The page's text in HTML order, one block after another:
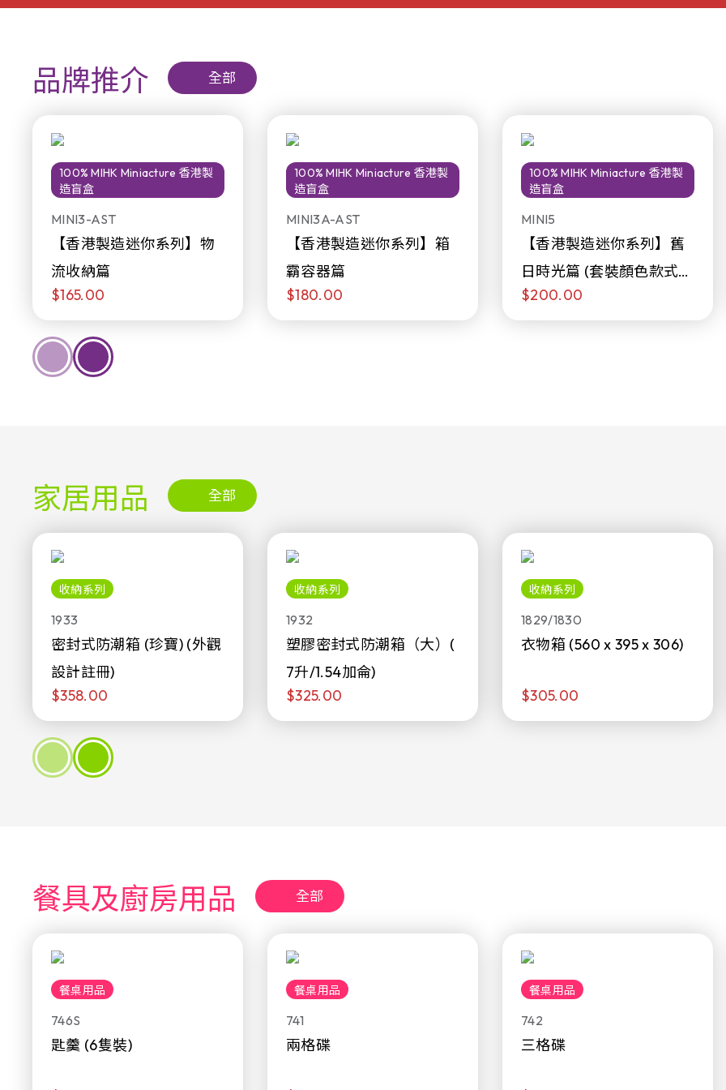
品牌推介 全部
100% MIHK Miniacture 香港製
造盲盒
MINI3-AST
【香港製造迷你系列】物
流收納篇
$165.00
100% MIHK Miniacture 香港製
造盲盒
MINI3A-AST
【香港製造迷你系列】箱
霸容器篇
$180.00
100% MIHK Miniacture 香港製
造盲盒
MINI5
【香港製造迷你系列】舊
日時光篇 (套裝顏色款式隨
機販售)
$200.00
家居用品 全部
收納系列
1933
密封式防潮箱 (珍寶) (外觀
設計註冊)
$358.00
收納系列
1932
塑膠密封式防潮箱（大）(
7升/1.54加侖)
$325.00
收納系列
1829/1830
衣物箱 (560 x 395 x 306)
$305.00
餐具及廚房用品 全部
餐桌用品
746S
匙羹 (6隻裝)
餐桌用品
741
兩格碟
餐桌用品
742
三格碟